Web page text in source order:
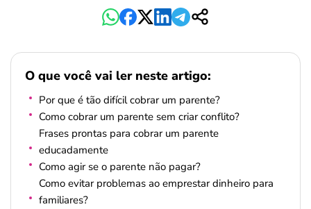
O que você vai ler neste artigo:
Por que é tão difícil cobrar um parente?
Como cobrar um parente sem criar conflito?
Frases prontas para cobrar um parente
educadamente
Como agir se o parente não pagar?
Como evitar problemas ao emprestar dinheiro para
familiares?